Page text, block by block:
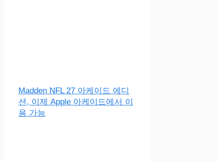
Madden NFL 27 아케이드 에디
션, 이제 Apple 아케이드에서 이
용 가능